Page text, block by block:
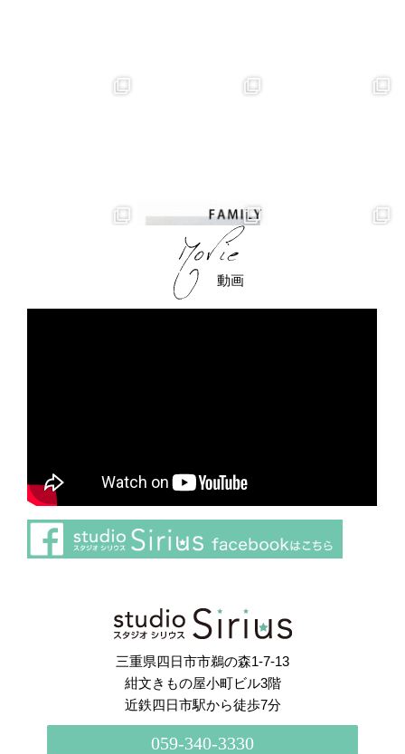
Instagram でフォロー
動画
三重県四日市市鵜の森1-7-13
紺文きもの屋小町ビル3階
近鉄四日市駅から徒歩7分
059-340-3330